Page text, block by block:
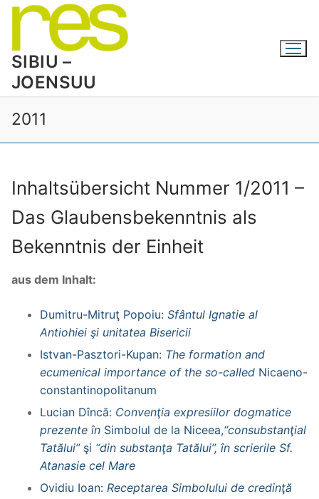
Zum
Inhalt
SIBIU –
JOENSUU
2011
Inhaltsübersicht Nummer 1/2011 –
Das Glaubensbekenntnis als
Bekenntnis der Einheit
aus dem Inhalt:
Dumitru-Mitruţ Popoiu: Sfântul Ignatie al
Antiohiei şi unitatea Bisericii
Istvan-Pasztori-Kupan: The formation and
ecumenical importance of the so-called Nicaeno-
constantinopolitanum
Lucian Dîncă: Convenţia expresiilor dogmatice
prezente în Simbolul de la Niceea,“consubstanţial
Tatălui” şi “din substanţa Tatălui”, în scrierile Sf.
Atanasie cel Mare
Ovidiu Ioan: Receptarea Simbolului de credinţă